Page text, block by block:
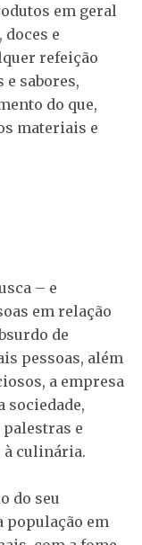
em geral
e
refeição
e sabores,
do que,
materiais e
– e
em relação
de
pessoas, além
a empresa
sociedade,
e
à culinária.
do seu
população em